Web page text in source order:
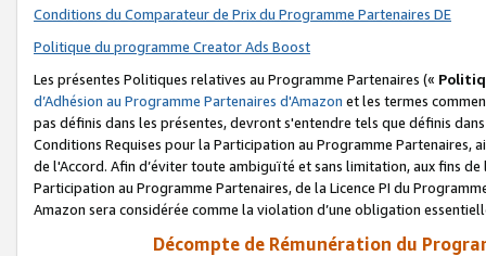
Conditions du Comparateur de Prix du Programme Partenaires DE
Politique du programme Creator Ads Boost
Les présentes Politiques relatives au Programme Partenaires («
d’Adhésion au Programme Partenaires d'Amazon et les termes
pas définis dans les présentes, devront s'entendre tels que définis
Conditions Requises pour la Participation au Programme Partenaires,
de l'Accord. Afin d’éviter toute ambiguïté et sans limitation, aux fins
Participation au Programme Partenaires, de la Licence PI du
Amazon sera considérée comme la violation d’une obligation
Décompte de Rémunération du